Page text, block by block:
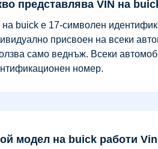
представлява VIN на
на buick е 17-символен
присвоен на всеки
само веднъж. Всеки
номер.
модел на buick работи